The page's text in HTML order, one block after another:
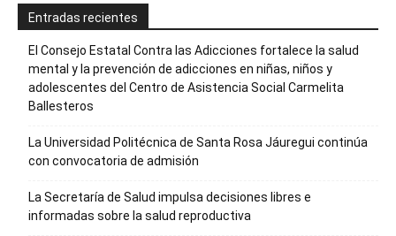
Entradas recientes
El Consejo Estatal Contra las Adicciones fortalece la salud
mental y la prevención de adicciones en niñas, niños y
adolescentes del Centro de Asistencia Social Carmelita
Ballesteros
La Universidad Politécnica de Santa Rosa Jáuregui continúa
con convocatoria de admisión
La Secretaría de Salud impulsa decisiones libres e
informadas sobre la salud reproductiva